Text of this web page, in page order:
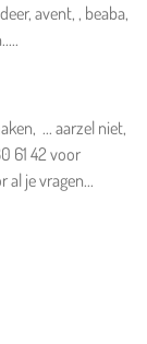
avent, , beaba,
... aarzel niet,
61 42 voor
je vragen...